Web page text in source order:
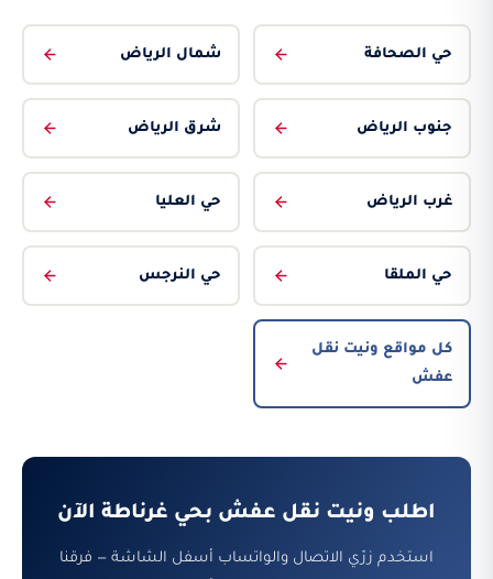
حي الصحافة شمال الرياض
جنوب الرياض شرق الرياض
غرب الرياض حي العليا
حي الملقا حي النرجس
كل مواقع ونيت نقل
عفش
اطلب ونيت نقل عفش بحي غرناطة الآن
استخدم زرّي الاتصال والواتساب أسفل الشاشة — فرقنا